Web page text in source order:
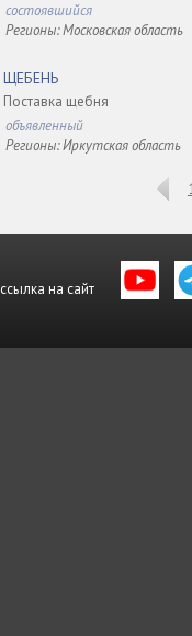
состоявшийся
Регионы: Московская область
ЩЕБЕНЬ
Поставка щебня
объявленный
Регионы: Иркутская область
на сайт